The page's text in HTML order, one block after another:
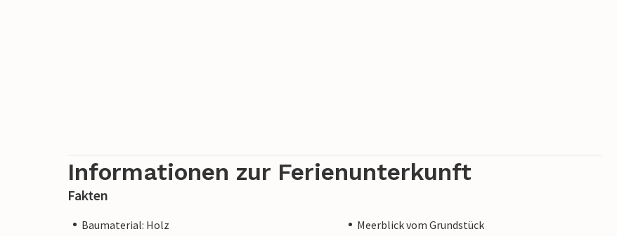
Informationen zur Ferienunterkunft
Fakten
Baumaterial: Holz
Meerblick vom Grundstück